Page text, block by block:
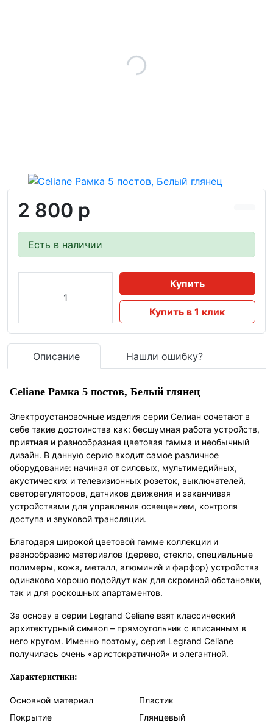
2 800 р
Есть в наличии
Купить
Купить в 1 клик
Описание Нашли ошибку?
Celiane Рамка 5 постов, Белый глянец
Электроустановочные изделия серии Селиан сочетают в
себе такие достоинства как: бесшумная работа устройств,
приятная и разнообразная цветовая гамма и необычный
дизайн. В данную серию входит самое различное
оборудование: начиная от силовых, мультимедийных,
акустических и телевизионных розеток, выключателей,
светорегуляторов, датчиков движения и заканчивая
устройствами для управления освещением, контроля
доступа и звуковой трансляции.
Благодаря широкой цветовой гамме коллекции и
разнообразию материалов (дерево, стекло, специальные
полимеры, кожа, металл, алюминий и фарфор) устройства
одинаково хорошо подойдут как для скромной обстановки,
так и для роскошных апартаментов.
За основу в серии Legrand Celiane взят классический
архитектурный символ – прямоугольник с вписанным в
него кругом. Именно поэтому, серия Legrand Celiane
получилась очень «аристократичной» и элегантной.
Характеристики:
Основной материал
Пластик
Покрытие
Глянцевый